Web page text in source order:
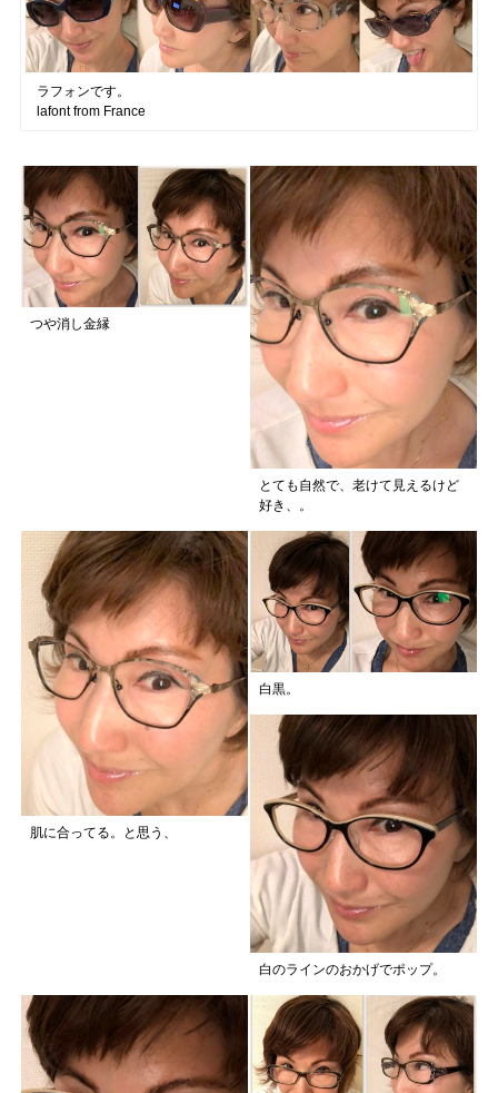
ラフォンです。
lafont from France
つや消し金縁
とても自然で、老けて見えるけど
好き、。
肌に合ってる。と思う、
白黒。
白のラインのおかげでポップ。